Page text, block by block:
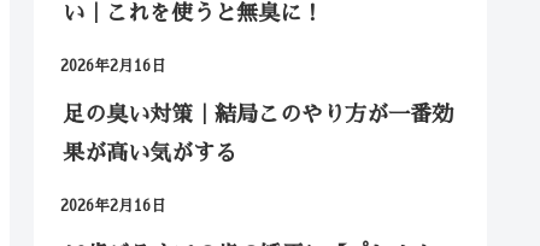
い｜これを使うと無臭に！
2026年2月16日
足の臭い対策｜結局このやり方が一番効
果が高い気がする
2026年2月16日